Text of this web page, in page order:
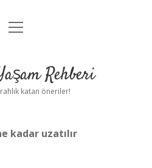
Anasayfa
Uyarı
menüyü
Rehberi
katan öneriler!
kadar uzatılır